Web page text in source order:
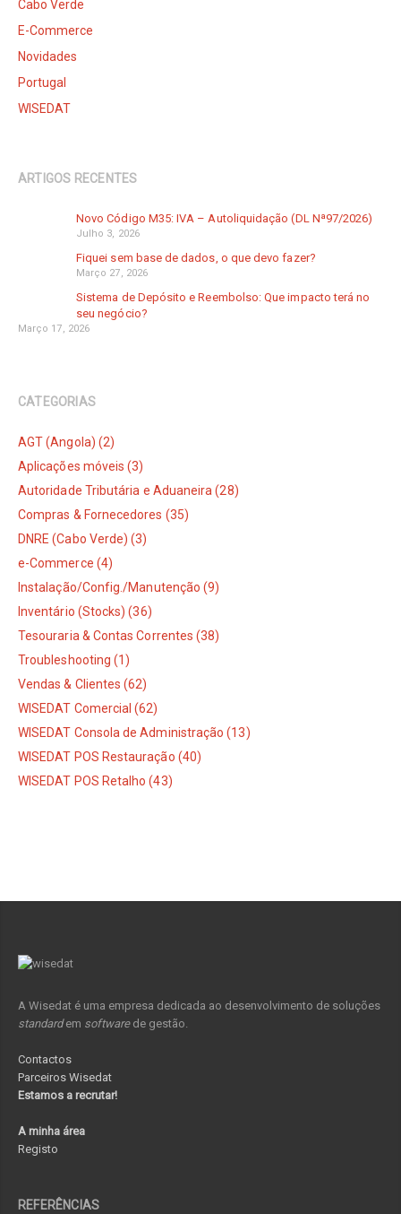
Cabo Verde
E-Commerce
Novidades
Portugal
WISEDAT
ARTIGOS RECENTES
Novo Código M35: IVA – Autoliquidação (DL Nª97/2026)
Julho 3, 2026
Fiquei sem base de dados, o que devo fazer?
Março 27, 2026
Sistema de Depósito e Reembolso: Que impacto terá no
seu negócio?
Março 17, 2026
CATEGORIAS
AGT (Angola) (2)
Aplicações móveis (3)
Autoridade Tributária e Aduaneira (28)
Compras & Fornecedores (35)
DNRE (Cabo Verde) (3)
e-Commerce (4)
Instalação/Config./Manutenção (9)
Inventário (Stocks) (36)
Tesouraria & Contas Correntes (38)
Troubleshooting (1)
Vendas & Clientes (62)
WISEDAT Comercial (62)
WISEDAT Consola de Administração (13)
WISEDAT POS Restauração (40)
WISEDAT POS Retalho (43)
A Wisedat é uma empresa dedicada ao desenvolvimento de soluções
standardem softwarede gestão.
Contactos
Parceiros Wisedat
Estamos a recrutar!
A minha área
Registo
REFERÊNCIAS